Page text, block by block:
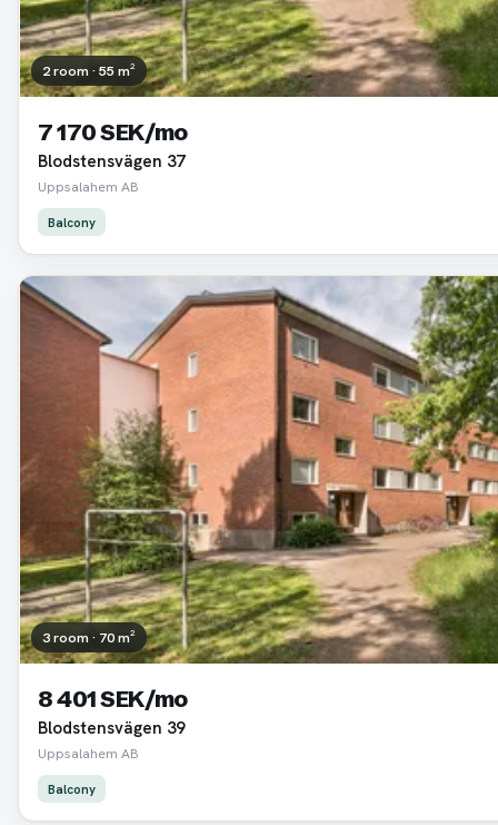
2 room · 55 m²
7 170 SEK/mo
Blodstensvägen 37
Uppsalahem AB
Balcony
3 room · 70 m²
8 401 SEK/mo
Blodstensvägen 39
Uppsalahem AB
Balcony